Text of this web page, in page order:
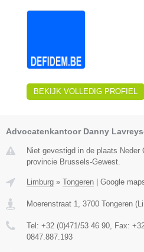
BEKIJK VOLLEDIG PROFIEL
Advocatenkantoor Danny
Niet gevestigd in de plaats Neder
provincie Brussels-Gewest.
Limburg » Tongeren Google
Moerenstraat 1, 3700 Tongeren (
Tel: +32 (0)471/53 46 90, Fax:
0847.887.193